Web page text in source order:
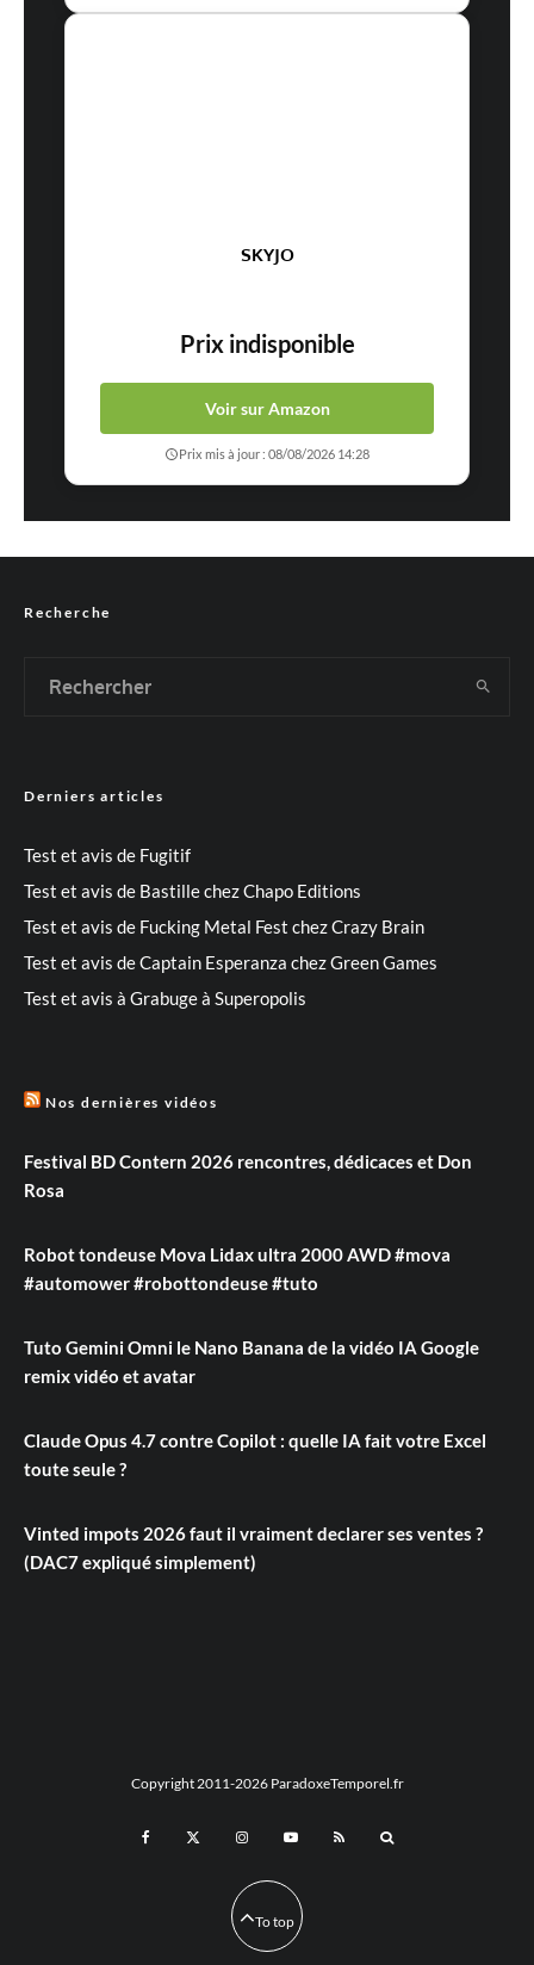
SKYJO
Prix indisponible
Voir sur Amazon
Prix mis à jour : 08/08/2026 14:28
Recherche
Derniers articles
Test et avis de Fugitif
Test et avis de Bastille chez Chapo Editions
Test et avis de Fucking Metal Fest chez Crazy Brain
Test et avis de Captain Esperanza chez Green Games
Test et avis à Grabuge à Superopolis
Nos dernières vidéos
Festival BD Contern 2026 rencontres, dédicaces et Don
Rosa
Robot tondeuse Mova Lidax ultra 2000 AWD #mova
#automower #robottondeuse #tuto
Tuto Gemini Omni le Nano Banana de la vidéo IA Google
remix vidéo et avatar
Claude Opus 4.7 contre Copilot : quelle IA fait votre Excel
toute seule ?
Vinted impots 2026 faut il vraiment declarer ses ventes ?
(DAC7 expliqué simplement)
Copyright 2011-2026 ParadoxeTemporel.fr
To top